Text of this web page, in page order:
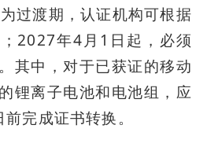
过渡期，认证机构可根据
2027年4月1日起，必须
其中，对于已获证的移动
锂离子电池和电池组，应
完成证书转换。